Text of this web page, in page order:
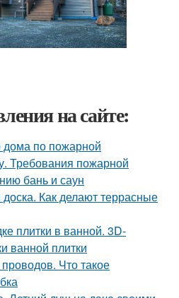
на сайте:
дома по пожарной
Требования пожарной
бань и саун
Как делают террасные
плитки в ванной. 3D-
ванной плитки
Что такое